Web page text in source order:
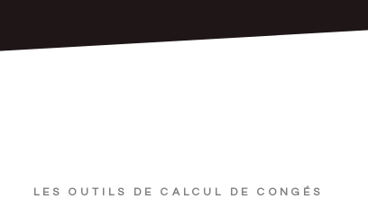
LES OUTILS DE CALCUL DE CONGÉS